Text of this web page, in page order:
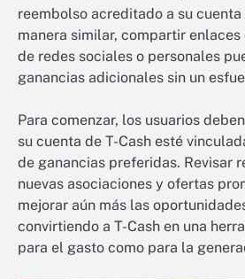
reembolso acreditado a su cuenta
manera similar, compartir
de redes sociales o personales
ganancias adicionales sin un
Para comenzar, los usuarios
su cuenta de T-Cash esté
de ganancias preferidas. Revisar
nuevas asociaciones y ofertas
mejorar aún más las
convirtiendo a T-Cash en una
para el gasto como para la